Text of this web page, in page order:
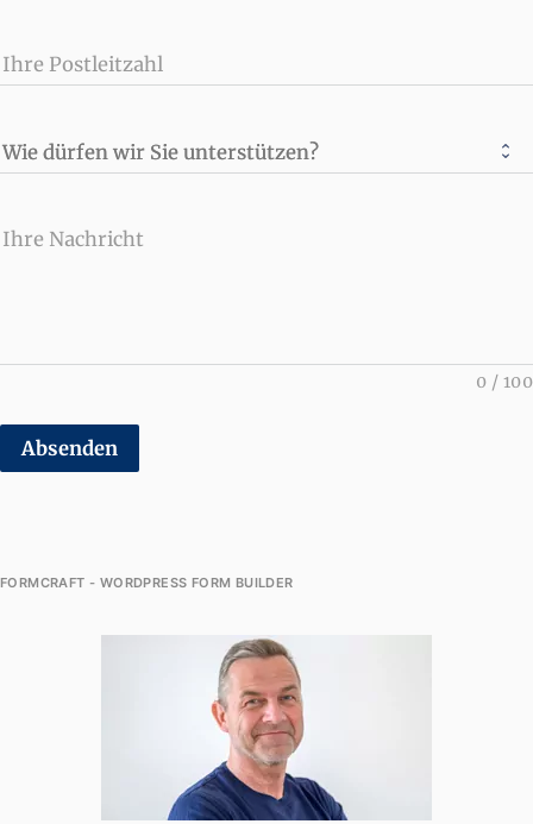
Ihre Postleitzahl
Wie dürfen wir Sie unterstützen?
Ihre Nachricht
0 / 100
Absenden
FORMCRAFT - WORDPRESS FORM BUILDER